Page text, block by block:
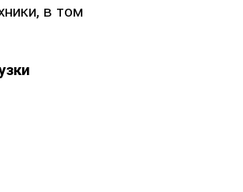
в том